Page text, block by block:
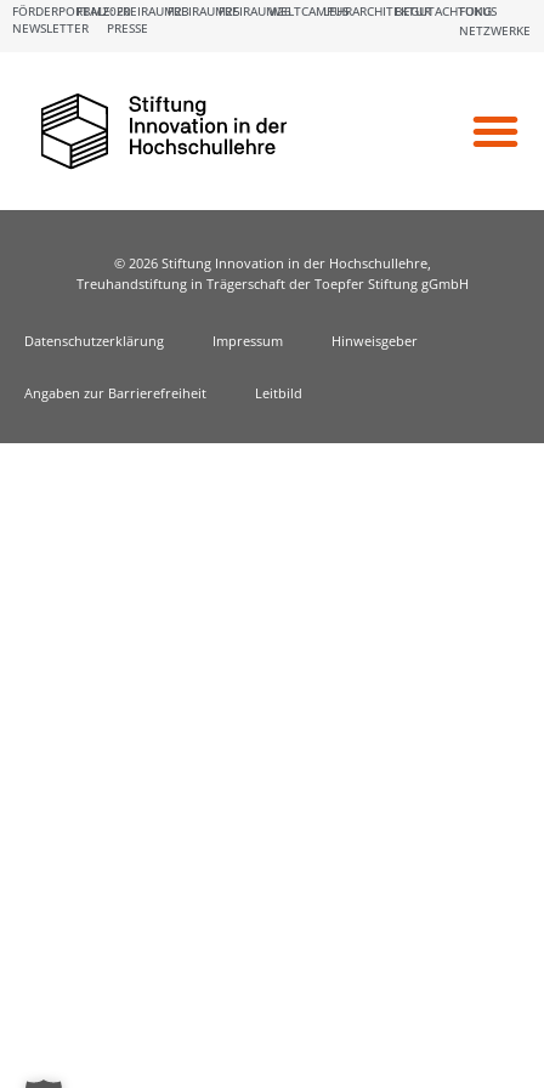
NEWSLETTER PRESSE
FÖRDERPORTALE:
FBM2020FREIRAUM23FREIRAUM25FREIRAUM26WELTCAMPUSLEHRARCHITEKTURBEGUTACHTUNG
FOKUS
NETZWERKE
© 2026 Stiftung Innovation in der Hochschullehre,
Treuhandstiftung in Trägerschaft der Toepfer Stiftung gGmbH
Datenschutzerklärung Impressum Hinweisgeber
Angaben zur Barrierefreiheit Leitbild